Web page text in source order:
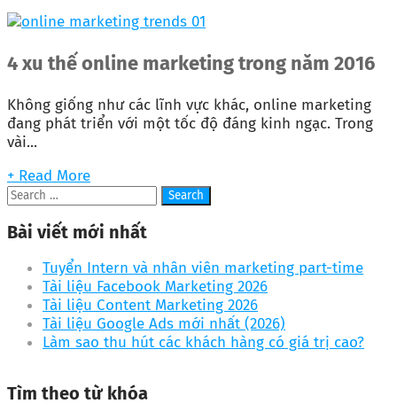
4 xu thế online marketing trong năm 2016
Không giống như các lĩnh vực khác, online marketing
đang phát triển với một tốc độ đáng kinh ngạc. Trong
vài...
+ Read More
Bài viết mới nhất
Tuyển Intern và nhân viên marketing part-time
Tài liệu Facebook Marketing 2026
Tài liệu Content Marketing 2026
Tài liệu Google Ads mới nhất (2026)
Làm sao thu hút các khách hàng có giá trị cao?
Tìm theo từ khóa